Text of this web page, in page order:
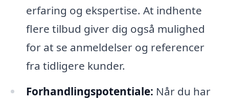
erfaring og ekspertise. At indhente
flere tilbud giver dig også mulighed
for at se anmeldelser og referencer
fra tidligere kunder.
Forhandlingspotentiale: Når du har